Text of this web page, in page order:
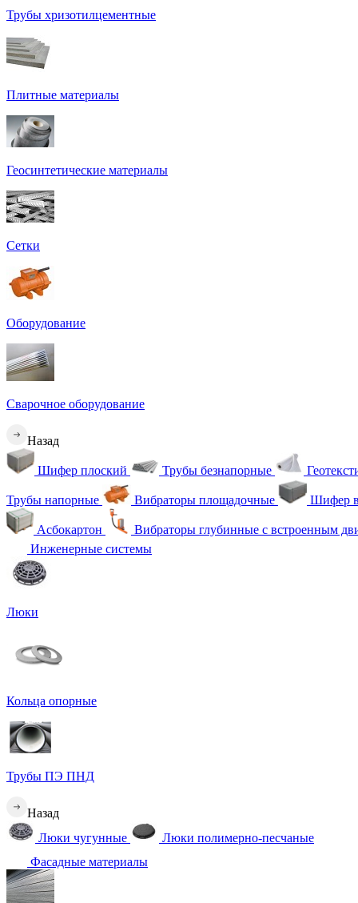
Трубы хризотилцементные
Плитные материалы
Геосинтетические материалы
Сетки
Оборудование
Сварочное оборудование
Назад
Шифер плоский Трубы безнапорные
Трубы напорные Вибраторы площадочные Шифер
Асбокартон
Вибраторы глубинные с встроенным
Инженерные системы
Люки
Кольца опорные
Трубы ПЭ ПНД
Назад
Люки чугунные
Люки полимерно-песчаные
Фасадные материалы